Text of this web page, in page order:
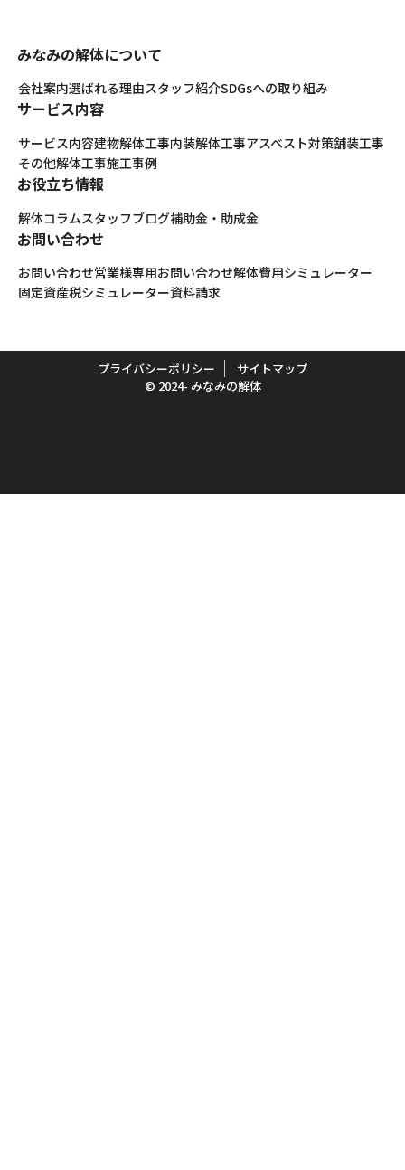
みなみの解体について
会社案内選ばれる理由スタッフ紹介SDGsへの取り組み
サービス内容
サービス内容建物解体工事内装解体工事アスベスト対策舗装工事
その他解体工事施工事例
お役立ち情報
解体コラムスタッフブログ補助金・助成金
お問い合わせ
お問い合わせ営業様専用お問い合わせ解体費用シミュレーター
固定資産税シミュレーター資料請求
プライバシーポリシー
サイトマップ
© 2024- みなみの解体